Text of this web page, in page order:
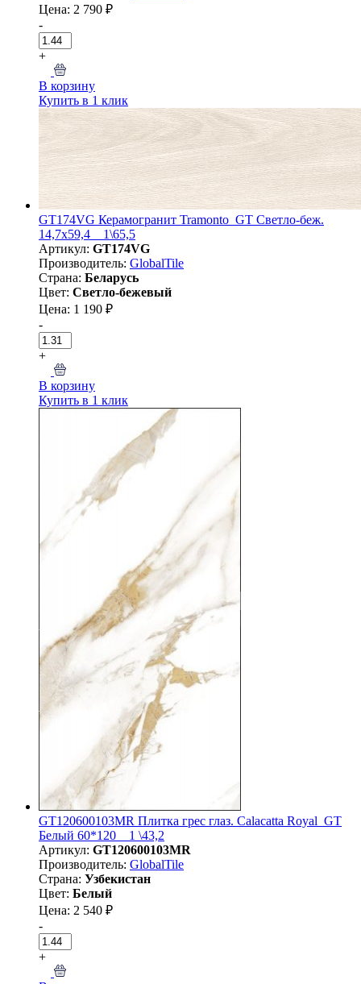
Цена: 2 790 ₽
-
+
В корзину
Купить в 1 клик
GT174VG Керамогранит Tramonto_GT Светло-беж.
14,7x59,4 _ 1\65,5
Артикул: GT174VG
Производитель: GlobalTile
Страна: Беларусь
Цвет: Светло-бежевый
Цена: 1 190 ₽
-
+
В корзину
Купить в 1 клик
GT120600103MR Плитка грес глаз. Calacatta Royal_GT
Белый 60*120 _ 1 \43,2
Артикул: GT120600103MR
Производитель: GlobalTile
Страна: Узбекистан
Цвет: Белый
Цена: 2 540 ₽
-
+